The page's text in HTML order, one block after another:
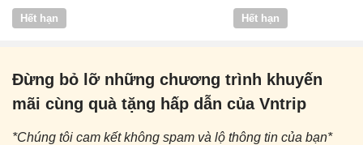
Vntrip
Hết hạn Hết hạn
Đừng bỏ lỡ những chương trình khuyến
mãi cùng quà tặng hấp dẫn của Vntrip
*Chúng tôi cam kết không spam và lộ thông tin của bạn*